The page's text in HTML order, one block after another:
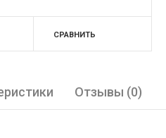
СРАВНИТЬ
Отзывы (0)